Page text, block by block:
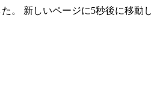
。 新しいページに5秒後に移動